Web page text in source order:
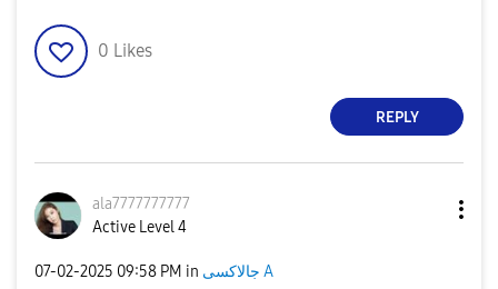
0 Likes
REPLY
ala7777777777
Active Level 4
‎07-02-2025 09:58 PM in جالاكسى A